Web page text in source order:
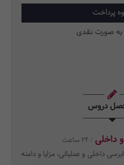
پرداخت
به صورت نقدی
دروس
/ 24 ساعت
داخلی و عملیاتی، مزایا و دامنه